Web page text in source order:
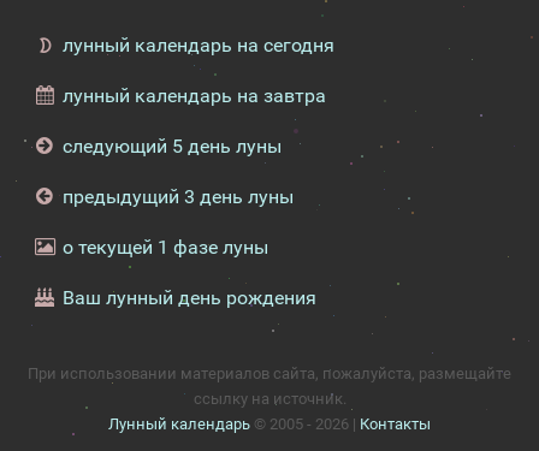
лунный календарь на сегодня
лунный календарь на завтра
следующий 5 день луны
предыдущий 3 день луны
о текущей 1 фазе луны
Ваш лунный день рождения
При использовании материалов сайта, пожалуйста, размещайте
ссылку на источник.
Лунный календарь © 2005 - 2026 | Контакты